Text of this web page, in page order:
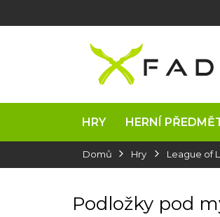
HRY HERNÍ
DomůHry League of
Podložky pod